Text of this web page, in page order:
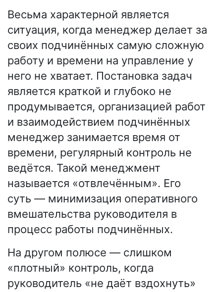
Весьма характерной является
ситуация, когда менеджер делает за
своих подчинённых самую сложную
работу и времени на управление у
него не хватает. Постановка задач
является краткой и глубоко не
продумывается, организацией работ
и взаимодействием подчинённых
менеджер занимается время от
времени, регулярный контроль не
ведётся. Такой менеджмент
называется «отвлечённым». Его
суть — минимизация оперативного
вмешательства руководителя в
процесс работы подчинённых.
На другом полюсе — слишком
«плотный» контроль, когда
руководитель «не даёт вздохнуть»